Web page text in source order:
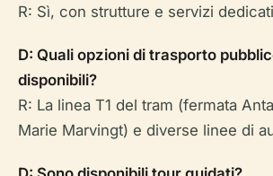
R: Sì, con strutture e servizi
D: Quali opzioni di trasporto
disponibili?
R: La linea T1 del tram (fermata
Marie Marvingt) e diverse linee di